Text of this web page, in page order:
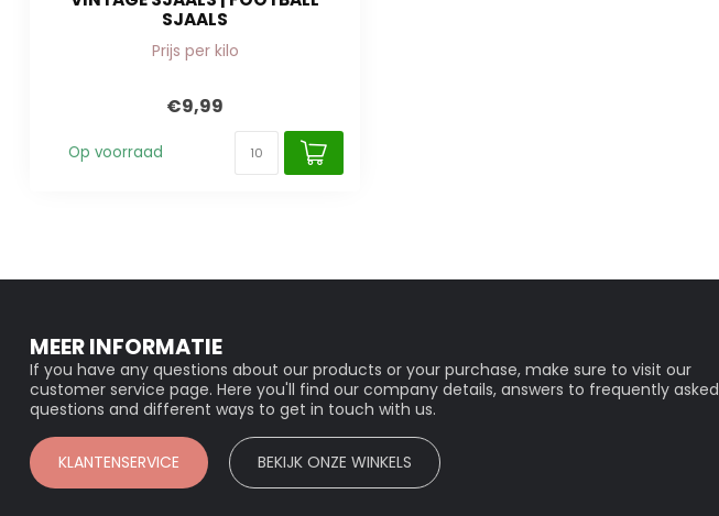
SJAALS
Prijs per kilo
€9,99
Op voorraad
MEER INFORMATIE
If you have any questions about our products or your purchase, make sure to visit our
customer service page. Here you'll find our company details, answers to frequently asked
questions and different ways to get in touch with us.
KLANTENSERVICE BEKIJK ONZE WINKELS